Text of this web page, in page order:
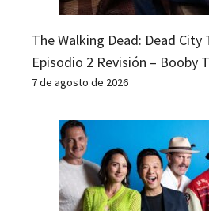
The Walking Dead: Dead City
Episodio 2 Revisión – Booby
7 de agosto de 2026